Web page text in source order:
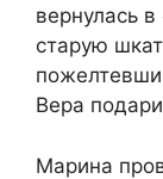
вернулась
старую
Вера
Марина